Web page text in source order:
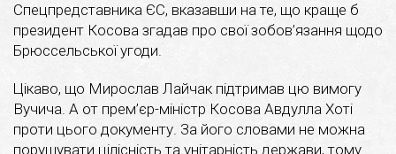
Спецпредставника ЄС, вказавши на те, що краще б
президент Косова згадав про свої зобов’язання щодо
Брюссельської угоди.
Цікаво, що Мирослав Лайчак підтримав цю вимогу
Вучича. А от прем’єр-міністр Косова Авдулла Хоті
проти цього документу. За його словами не можна
порушувати цілісність та унітарність держави, тому